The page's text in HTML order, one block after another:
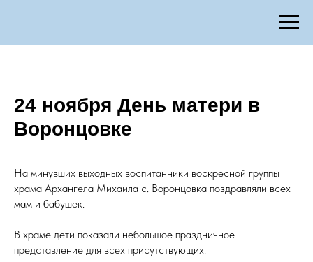
24 ноября День матери в
Воронцовке
На минувших выходных воспитанники воскресной группы
храма Архангела Михаила с. Воронцовка поздравляли всех
мам и бабушек.
В храме дети показали небольшое праздничное
представление для всех присутствующих.